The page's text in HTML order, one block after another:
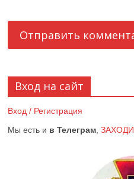
Вход на сайт
Вход / Регистрация
Мы есть и в Телеграм,ЗАХОДИ